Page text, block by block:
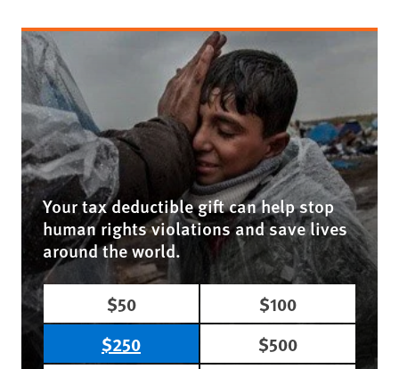
Your tax deductible gift can help stop
human rights violations and save lives
around the world.
$50
$100
$250
$500